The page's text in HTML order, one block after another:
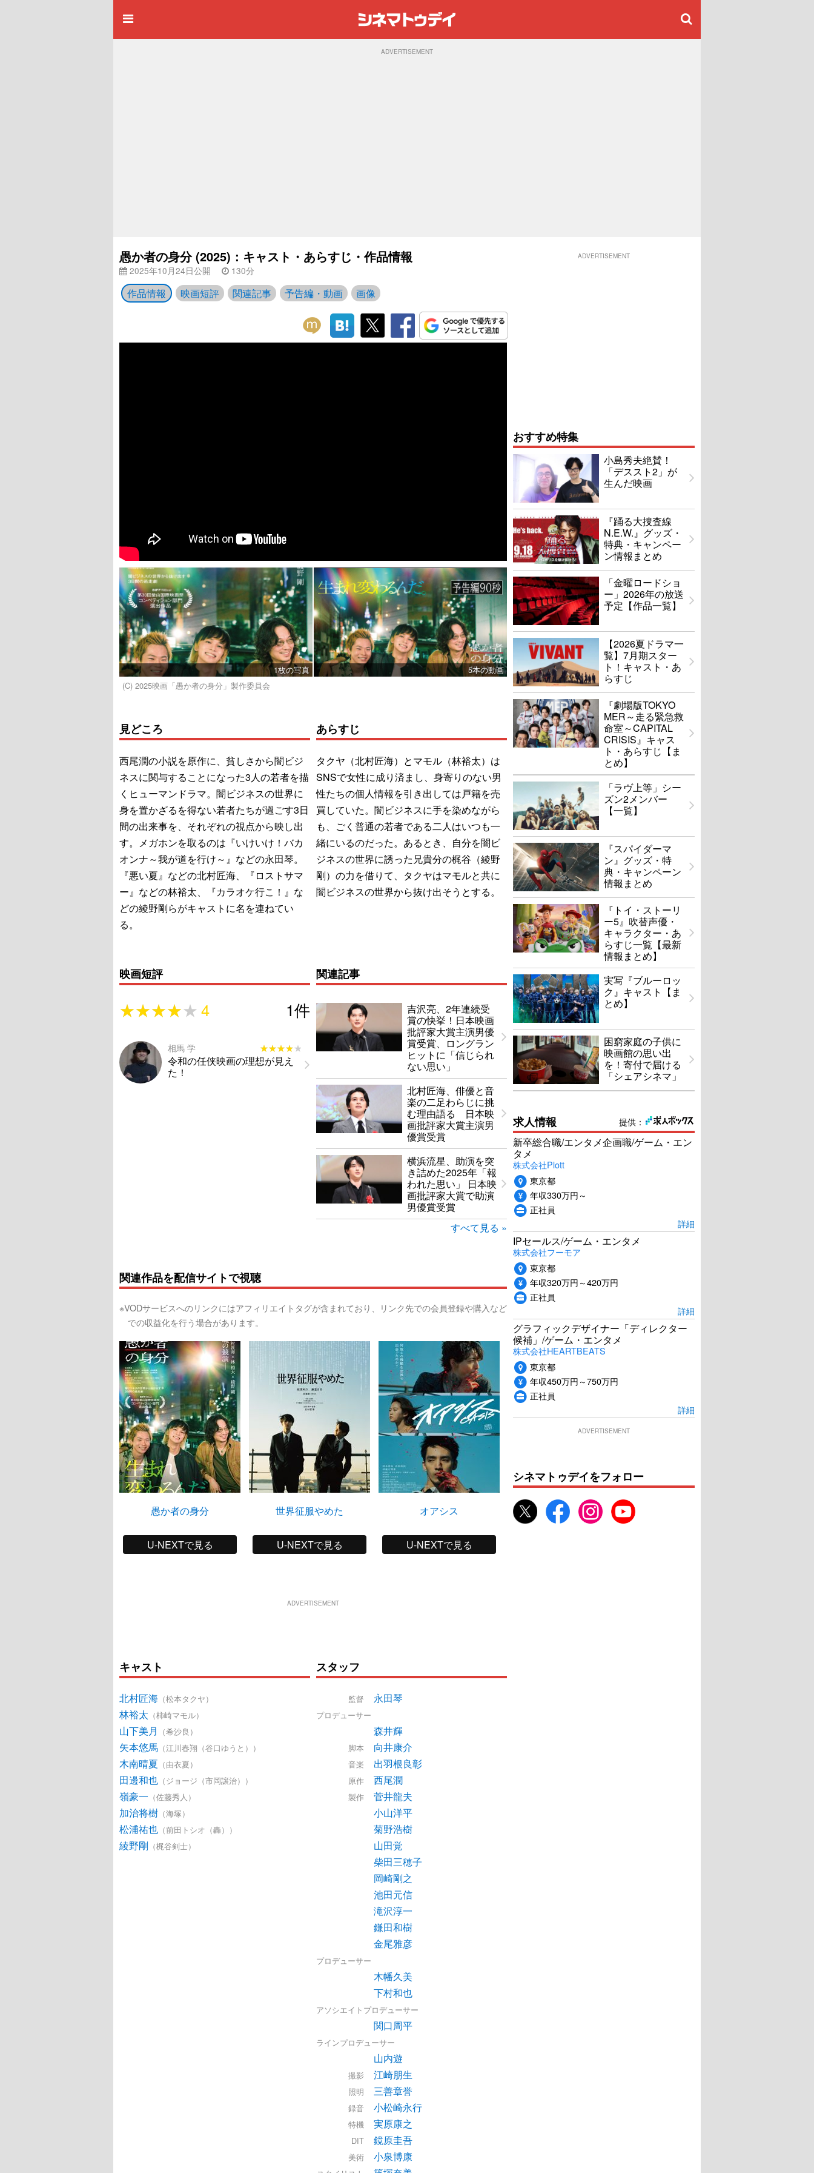
ADVERTISEMENT
愚か者の身分 (2025)：キャスト・あらすじ・作品情報
2025年10月24日公開 130分
作品情報 映画短評 関連記事 予告編・動画 画像
1枚の写真
5本の動画
(C) 2025映画「愚か者の身分」製作委員会
見どころ
西尾潤の小説を原作に、貧しさから闇ビジ
ネスに関与することになった3人の若者を描
くヒューマンドラマ。闇ビジネスの世界に
身を置かざるを得ない若者たちが過ごす3日
間の出来事を、それぞれの視点から映し出
す。メガホンを取るのは『いけいけ！バカ
オンナ～我が道を行け～』などの永田琴。
『悪い夏』などの北村匠海、『ロストサマ
ー』などの林裕太、『カラオケ行こ！』な
どの綾野剛らがキャストに名を連ねてい
る。
あらすじ
タクヤ（北村匠海）とマモル（林裕太）は
SNSで女性に成り済まし、身寄りのない男
性たちの個人情報を引き出しては戸籍を売
買していた。闇ビジネスに手を染めながら
も、ごく普通の若者である二人はいつも一
緒にいるのだった。あるとき、自分を闇ビ
ジネスの世界に誘った兄貴分の梶谷（綾野
剛）の力を借りて、タクヤはマモルと共に
闇ビジネスの世界から抜け出そうとする。
映画短評
★★★★★
★★★★★4 1件
相馬 学 ★★★★★
★★★★★
令和の任侠映画の理想が見え
た！
関連記事
吉沢亮、2年連続受
賞の快挙！日本映画
批評家大賞主演男優
賞受賞、ロングラン
ヒットに「信じられ
ない思い」
北村匠海、俳優と音
楽の二足わらじに挑
む理由語る 日本映
画批評家大賞主演男
優賞受賞
横浜流星、助演を突
き詰めた2025年「報
われた思い」 日本映
画批評家大賞で助演
男優賞受賞
すべて見る »
関連作品を配信サイトで視聴
※VODサービスへのリンクにはアフィリエイトタグが含まれており、リンク先での会員登録や購入など
での収益化を行う場合があります。
愚か者の身分
U-NEXTで見る
世界征服やめた
U-NEXTで見る
オアシス
U-NEXTで見る
映画クレヨンしんちゃん
オラたちの恐竜日記
ADVERTISEMENT
キャスト
北村匠海 （松本タクヤ）
林裕太 （柿崎マモル）
山下美月 （希沙良）
矢本悠馬 （江川春翔（谷口ゆうと））
木南晴夏 （由衣夏）
田邊和也 （ジョージ（市岡譲治））
嶺豪一 （佐藤秀人）
加治将樹 （海塚）
松浦祐也 （前田トシオ（轟））
綾野剛 （梶谷剣士）
スタッフ
監督 永田琴
プロデューサー
森井輝
脚本 向井康介
音楽 出羽根良彰
原作 西尾潤
製作
菅井龍夫
小山洋平
菊野浩樹
山田覚
柴田三穂子
岡崎剛之
池田元信
滝沢淳一
鎌田和樹
金尾雅彦
プロデューサー
木幡久美
下村和也
アソシエイトプロデューサー
関口周平
ラインプロデューサー
山内遊
撮影 江崎朋生
照明 三善章誉
録音 小松崎永行
特機 実原康之
DIT 鏡原圭吾
美術 小泉博康
ADVERTISEMENT
おすすめ特集
小島秀夫絶賛！
「デススト2」が
生んだ映画
『踊る大捜査線
N.E.W.』グッズ・
特典・キャンペー
ン情報まとめ
「金曜ロードショ
ー」2026年の放送
予定【作品一覧】
【2026夏ドラマ一
覧】7月期スター
ト！キャスト・あ
らすじ
『劇場版TOKYO
MER～走る緊急救
命室～CAPITAL
CRISIS』キャス
ト・あらすじ【ま
とめ】
「ラヴ上等」シー
ズン2メンバー
【一覧】
『スパイダーマ
ン』グッズ・特
典・キャンペーン
情報まとめ
『トイ・ストーリ
ー5』吹替声優・
キャラクター・あ
らすじ一覧【最新
情報まとめ】
実写『ブルーロッ
ク』キャスト【ま
とめ】
困窮家庭の子供に
映画館の思い出
を！寄付で届ける
「シェアシネマ」
提供：
求人情報
新卒総合職/エンタメ企画職/ゲーム・エン
タメ
株式会社Plott
東京都
年収330万円～
正社員
詳細
IPセールス/ゲーム・エンタメ
株式会社フーモア
東京都
年収320万円～420万円
正社員
詳細
グラフィックデザイナー「ディレクター
候補」/ゲーム・エンタメ
株式会社HEARTBEATS
東京都
年収450万円～750万円
正社員
詳細
ADVERTISEMENT
シネマトゥデイをフォロー